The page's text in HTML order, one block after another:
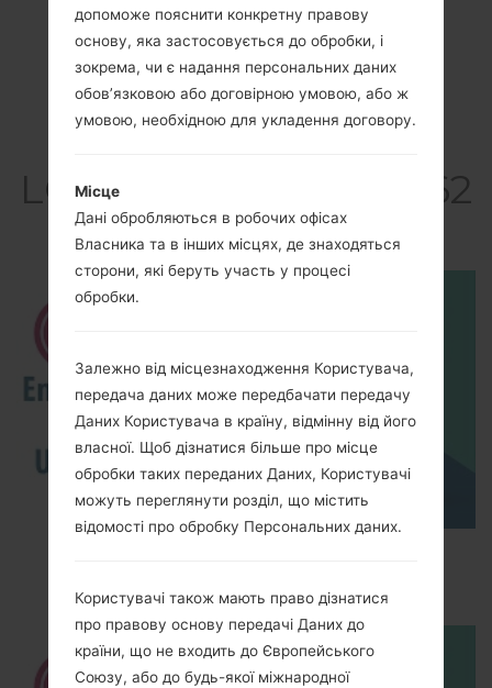
LGGW620GO(LGGW62
0GO)
допоможе пояснити конкретну правову
основу, яка застосовується до обробки, і
зокрема, чи є надання персональних даних
обов’язковою або договірною умовою, або ж
умовою, необхідною для укладення договору.
Місце
Дані обробляються в робочих офісах
Власника та в інших місцях, де знаходяться
сторони, які беруть участь у процесі
обробки.
Залежно від місцезнаходження Користувача,
передача даних може передбачати передачу
Даних Користувача в країну, відмінну від його
власної. Щоб дізнатися більше про місце
обробки таких переданих Даних, Користувачі
можуть переглянути розділ, що містить
відомості про обробку Персональних даних.
Користувачі також мають право дізнатися
про правову основу передачі Даних до
країни, що не входить до Європейського
Союзу, або до будь-якої міжнародної